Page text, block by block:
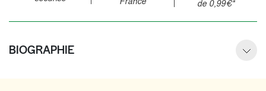
de 0,99€*
BIOGRAPHIE